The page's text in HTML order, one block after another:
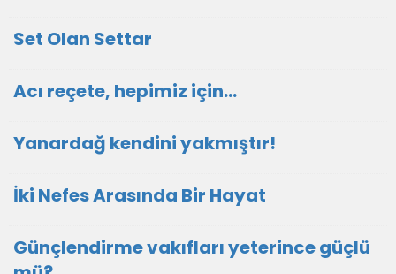
Set Olan Settar
Acı reçete, hepimiz için...
Yanardağ kendini yakmıştır!
İki Nefes Arasında Bir Hayat
Günçlendirme vakıfları yeterince güçlü